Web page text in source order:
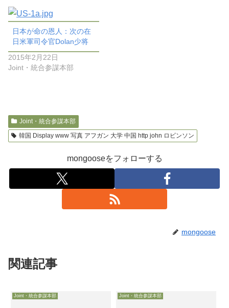
日本が命の恩人：次の在
日米軍司令官Dolan少将
2015年2月22日
Joint・統合参謀本部
Joint・統合参謀本部
韓国 Display www 写真 アフガン 大学 中国 http john ロビンソン
mongooseをフォローする
mongoose
関連記事
Joint・統合参謀本部 Joint・統合参謀本部